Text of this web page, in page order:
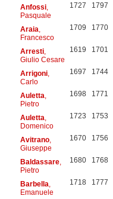
Anfossi,
Pasquale
1727 1797
Araia
Francesco
1709 1770
Arresti,
Giulio Cesare
1619 1701
Arrigoni,
Carlo
1697 1744
Auletta
Pietro
1698 1771
Auletta
Domenico
1723 1753
Avitrano,
Giuseppe
1670 1756
Baldassare,
Pietro
1680 1768
Barbella
Emanuele
1718 1777